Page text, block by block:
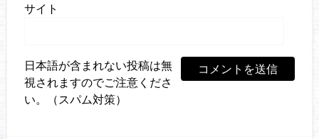
サイト
日本語が含まれない投稿は無
視されますのでご注意くださ
い。（スパム対策）